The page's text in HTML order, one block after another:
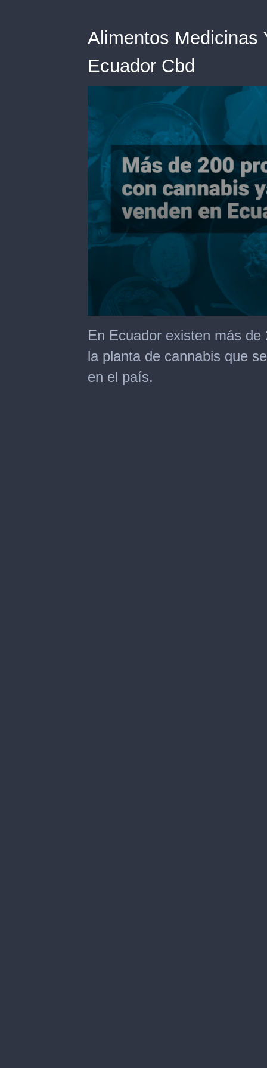
Alimentos Medicinas
Ecuador Cbd
seconds
of
minutes,
seconds
En Ecuador existen más
la planta de cannabis que
en el país.